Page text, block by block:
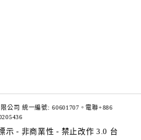
公司 統一編號: 60601707。電聯+886
示 - 非商業性 - 禁止改作 3.0 台